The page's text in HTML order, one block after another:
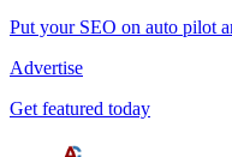
Put your SEO on auto pilot
Advertise
Get featured today